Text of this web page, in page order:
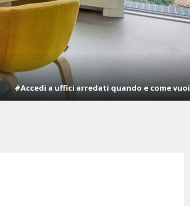
#Accedi a uffici arredati quando e come vuoi